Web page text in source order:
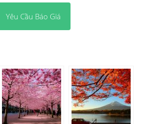
Yêu Cầu Báo Giá